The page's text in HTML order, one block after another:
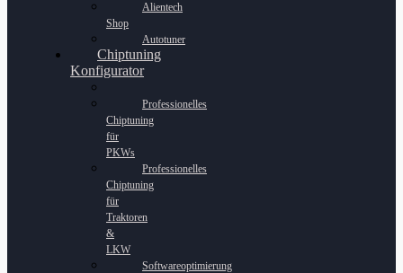
Alientech
Shop
Autotuner
Chiptuning
Konfigurator
Professionelles
Chiptuning
für
PKWs
Professionelles
Chiptuning
für
Traktoren
&
LKW
Softwareoptimierung